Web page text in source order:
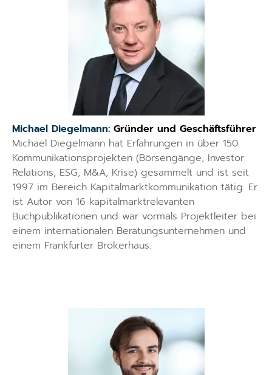
Michael Diegelmann: Gründer und Geschäftsführer
Michael Diegelmann hat Erfahrungen in über 150
Kommunikationsprojekten (Börsengänge, Investor
Relations, ESG, M&A, Krise) gesammelt und ist seit
1997 im Bereich Kapitalmarktkommunikation tätig. Er
ist Autor von 16 kapitalmarktrelevanten
Buchpublikationen und war vormals Projektleiter bei
einem internationalen Beratungsunternehmen und
einem Frankfurter Brokerhaus.